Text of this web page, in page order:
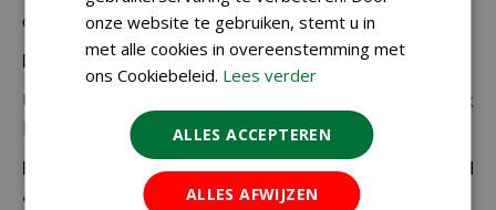
de winkelwagen berekend.
Bezorgkosten overige landen:
Uiteraard verzenden wij ook buiten Nederland,
bekijk
hier de verzendkosten.
Let op: extra kosten bij niet ophalen of verkeerd
adres
onze website te gebruiken, stemt u in
met alle cookies in overeenstemming met
ons Cookiebeleid. Lees verder
ALLES ACCEPTEREN
ALLES AFWIJZEN